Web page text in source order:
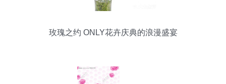
玫瑰之约 ONLY花卉庆典的浪漫盛宴